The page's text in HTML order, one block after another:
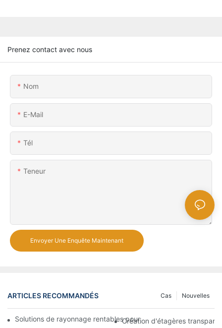
Prenez contact avec nous
Nom
E-Mail
Tél
Teneur
Envoyer Une Enquête Maintenant
ARTICLES RECOMMANDÉS Nouvelles
Cas
Solutions de rayonnage rentables pour les supermarchés: une
Création d'étagères